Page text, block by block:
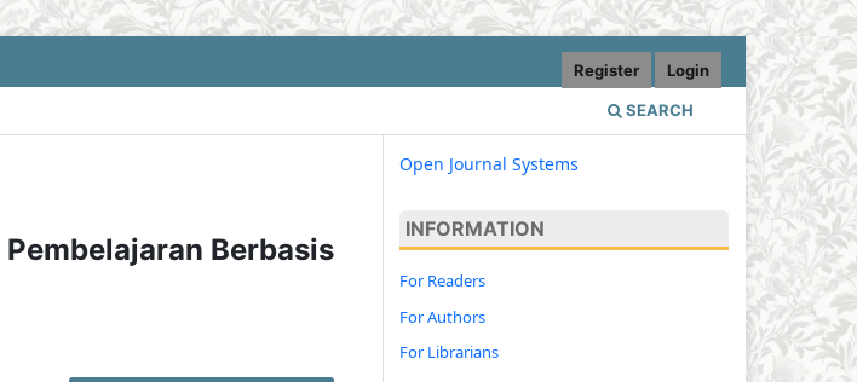
SEARCH
Register Login
Berbasis
Open Journal Systems
INFORMATION
For Readers
For Authors
For Librarians